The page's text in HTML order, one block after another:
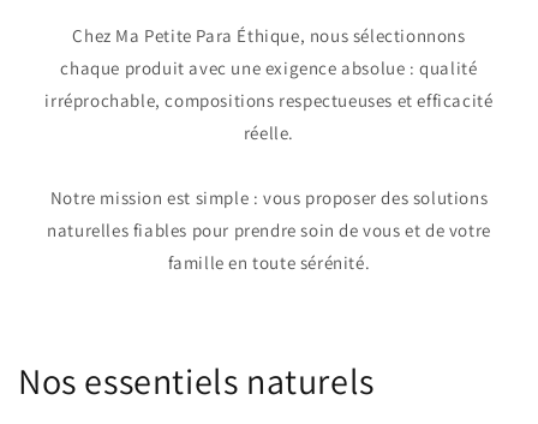
Chez Ma Petite Para Éthique, nous sélectionnons
chaque produit avec une exigence absolue : qualité
irréprochable, compositions respectueuses et efficacité
réelle.
Notre mission est simple : vous proposer des solutions
naturelles fiables pour prendre soin de vous et de votre
famille en toute sérénité.
Nos essentiels naturels